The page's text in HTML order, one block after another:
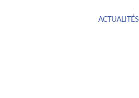
ACTUALITÉS